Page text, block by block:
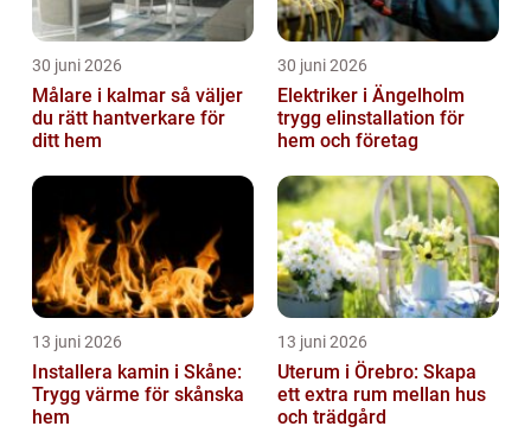
30 juni 2026
Målare i kalmar så väljer
du rätt hantverkare för
ditt hem
30 juni 2026
Elektriker i Ängelholm
trygg elinstallation för
hem och företag
13 juni 2026
Installera kamin i Skåne:
Trygg värme för skånska
hem
13 juni 2026
Uterum i Örebro: Skapa
ett extra rum mellan hus
och trädgård